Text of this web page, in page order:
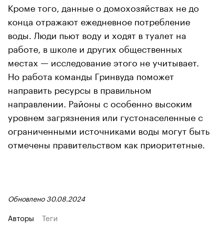
Кроме того, данные о домохозяйствах не до
конца отражают ежедневное потребление
воды. Люди пьют воду и ходят в туалет на
работе, в школе и других общественных
местах — исследование этого не учитывает.
Но работа команды Гринвуда поможет
направить ресурсы в правильном
направлении. Районы с особенно высоким
уровнем загрязнения или густонаселенные с
ограниченными источниками воды могут быть
отмечены правительством как приоритетные.
Обновлено 30.08.2024
Авторы Теги